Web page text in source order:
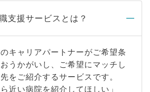
支援サービスとは？
キャリアパートナーがご希望条
うかがいし、ご希望にマッチし
をご紹介するサービスです。
ら近い病院を紹介してほしい」